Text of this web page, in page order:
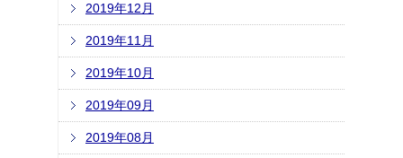
2019年12月
2019年11月
2019年10月
2019年09月
2019年08月